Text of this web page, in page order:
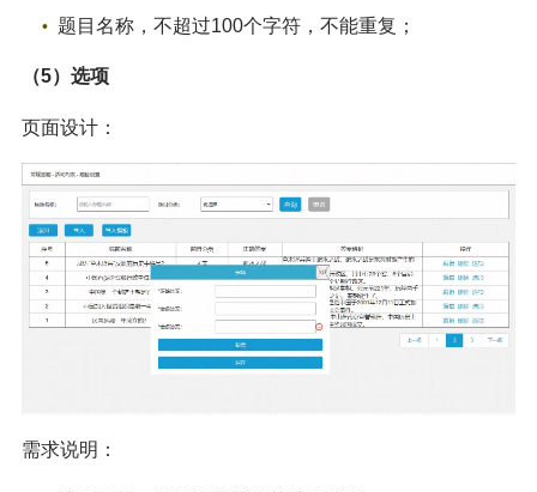
题目名称，不超过100个字符，不能重复；
（5）选项
页面设计：
需求说明：